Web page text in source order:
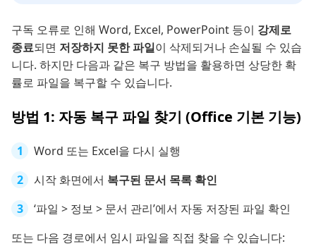
구독 오류로 인해 Word, Excel, PowerPoint 등이 강제로
종료되면 저장하지 못한 파일이 삭제되거나 손실될 수 있습
니다. 하지만 다음과 같은 복구 방법을 활용하면 상당한 확
률로 파일을 복구할 수 있습니다.
방법 1: 자동 복구 파일 찾기 (Office 기본 기능)
Word 또는 Excel을 다시 실행
시작 화면에서 복구된 문서 목록 확인
‘파일 > 정보 > 문서 관리’에서 자동 저장된 파일 확인
또는 다음 경로에서 임시 파일을 직접 찾을 수 있습니다: